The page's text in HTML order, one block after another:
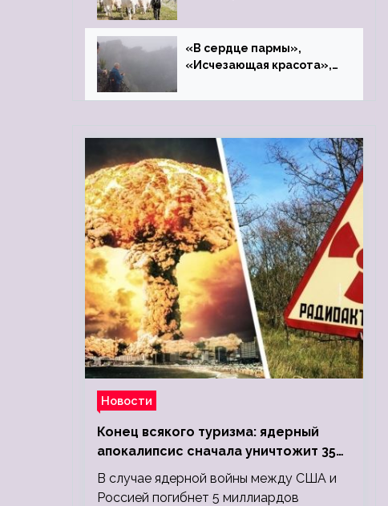
«В сердце пармы»,
«Исчезающая красота»,
Новости
Конец всякого туризма: ядерный
апокалипсис сначала уничтожит 350
миллионов, а потом 5 миллиардов
людей
В случае ядерной войны между США и
Россией погибнет 5 миллиардов